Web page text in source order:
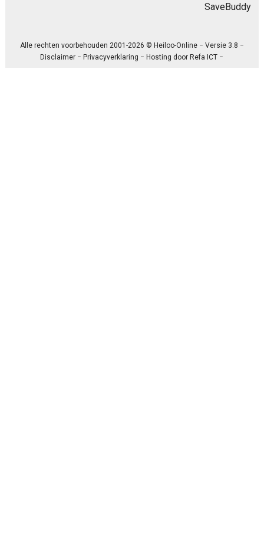
SaveBuddy
Alle rechten voorbehouden 2001-2026 © Heiloo-Online − Versie 3.8 −
Disclaimer −Privacyverklaring − Hosting doorRefa ICT −